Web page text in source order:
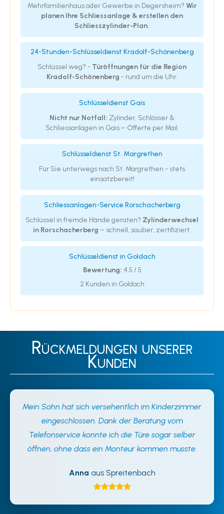
Mehrfamilienhaus oder Gewerbe in Degersheim? Wir
planen Ihre Schliessanlage & erstellen den
Schliesszylinder-Plan.
24-Stunden-Schlüsseldienst Kradolf-Schönenberg
Schlüssel weg? - Türöffnungen für die Region
Kradolf-Schönenberg - rund um die Uhr.
Schlüsseldienst Gais
Nicht nur Notfall: Zylinder, Schlösser &
Schliessanlagen in Gais – Offerte per Mail.
Schlüsseldienst St. Margrethen
Für Sie unterwegs nach St. Margrethen - stets
einsatzbereit!
Schliessanlagen-Service Rorschacherberg
Schlüssel in fremde Hände geraten? Zylinderwechsel
in Rorschacherberg – schnell, sauber, zertifiziert.
Schlüsseldienst in Goldach
Bewertung: 4.5 / 5
2 Kunden in Goldach
Rückmeldungen unserer
Kunden
Mein Sohn hat sich versehentlich im Kinderzimmer
eingeschlossen. Dank der Beratung vom
Telefonservice konnte ich die Türe sogar selber
öffnen, ohne dass ein Monteur kommen musste.
Anna aus Spreitenbach